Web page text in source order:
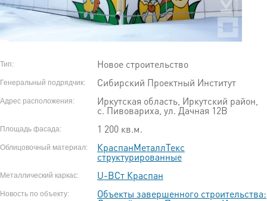
Тип: Новое строительство
Генеральный подрядчик: Сибирский Проектный Институт
Адрес расположения: Иркутская область, Иркутский район,
с. Пивовариха, ул. Дачная 12В
Площадь фасада: 1 200 кв.м.
Облицовочный материал: КраспанМеталлТекс
структурированные
Металлический каркас: U-ВСт Краспан
Новость по объекту: Объекты завершенного строительства: